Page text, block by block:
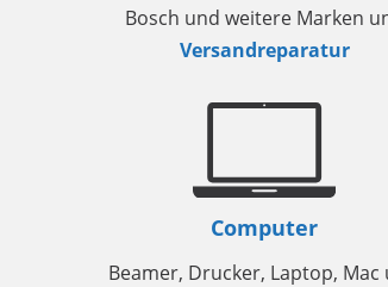
Bosch und weitere Marken
Versandreparatur
Computer
Beamer, Drucker, Laptop, Mac